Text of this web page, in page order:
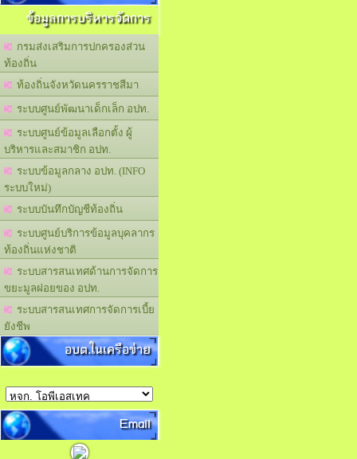
ข้อมูลการบริหารจัดการ
กรมส่งเสริมการปกครองส่วน
ท้องถิ่น
ท้องถิ่นจังหวัดนครราชสีมา
ระบบศูนย์พัฒนาเด็กเล็ก อปท.
ระบบศูนย์ข้อมูลเลือกตั้ง ผู้
บริหารและสมาชิก อปท.
ระบบข้อมูลกลาง อปท. (INFO
ระบบใหม่)
ระบบบันทึกบัญชีท้องถิ่น
ระบบศูนย์บริการข้อมูลบุคลากร
ท้องถิ่นแห่งชาติ
ระบบสารสนเทศด้านการจัดการ
ขยะมูลฝอยของ อปท.
ระบบสารสนเทศการจัดการเบี้ย
ยังชีพ
อบต.ในเครือข่าย
Email